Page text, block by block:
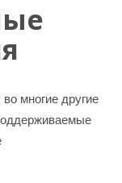
многие другие